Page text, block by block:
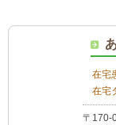
在宅
在宅
〒170-